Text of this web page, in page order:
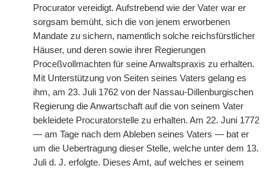
Procurator vereidigt. Aufstrebend wie der Vater war er
sorgsam bemüht, sich die von jenem erworbenen
Mandate zu sichern, namentlich solche reichsfürstlicher
Häuser, und deren sowie ihrer Regierungen
Proceßvollmachten für seine Anwaltspraxis zu erhalten.
Mit Unterstützung von Seiten seines Vaters gelang es
ihm, am 23. Juli 1762 von der Nassau-Dillenburgischen
Regierung die Anwartschaft auf die von seinem Vater
bekleidete Procuratorstelle zu erhalten. Am 22. Juni 1772
— am Tage nach dem Ableben seines Vaters — bat er
um die Uebertragung dieser Stelle, welche unter dem 13.
Juli d. J. erfolgte. Dieses Amt, auf welches er seinem